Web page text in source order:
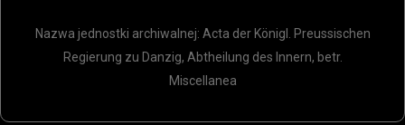
Nazwa jednostki archiwalnej: Acta der Königl. Preussischen
Regierung zu Danzig, Abtheilung des Innern, betr.
Miscellanea